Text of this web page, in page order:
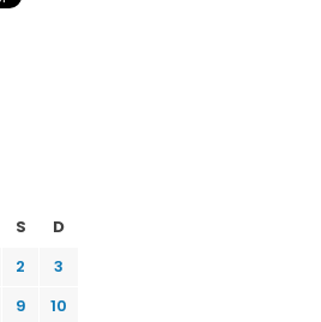
S
D
2
3
9
10